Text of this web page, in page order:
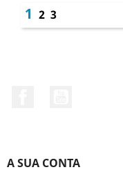
1 2 3
A SUA CONTA